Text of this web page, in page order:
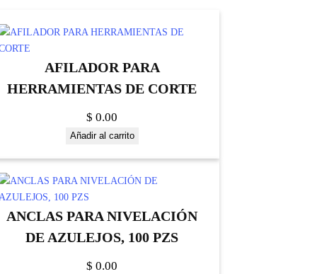
AFILADOR PARA
HERRAMIENTAS DE CORTE
$ 0.00
Añadir al carrito
ANCLAS PARA NIVELACIÓN
DE AZULEJOS, 100 PZS
$ 0.00